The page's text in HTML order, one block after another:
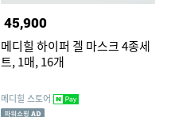
45,900
메디힐 하이퍼 겔 마스크 4종세
트, 1매, 16개
메디힐 스토어